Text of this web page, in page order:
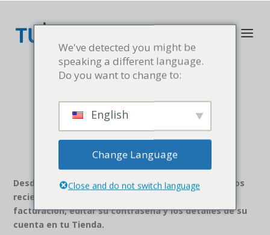
Desde esta página, tu cliente, puede ver sus pedidos
recientes, gestionar sus direcciones de envío y
facturación, editar su contraseña y los detalles de su
cuenta en tu Tienda.
We've detected you might be
speaking a different language.
Do you want to change to:
English
Change Language
Close and do not switch language